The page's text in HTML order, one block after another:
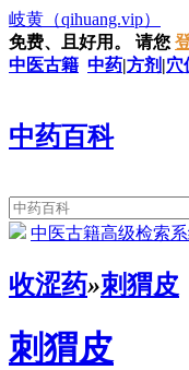
岐黄 （qihuang.vip）
免费、且好用。
请您
中医古籍 中药|方剂 |穴
中药百科
中医古籍高级检索系
收涩药»刺猬皮
刺猬皮